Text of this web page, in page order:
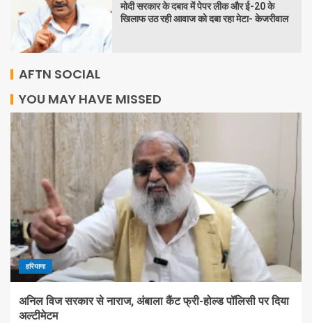
मोदी सरकार के दबाव में पेपर लीक और ई-20 के
खिलाफ उठ रही आवाज को दबा रहा मेटा- केजरीवाल
AFTN SOCIAL
YOU MAY HAVE MISSED
हरियाणा
अनिल विज सरकार से नाराज, अंबाला कैंट फ्री-होल्ड पॉलिसी पर दिया
अल्टीमेटम